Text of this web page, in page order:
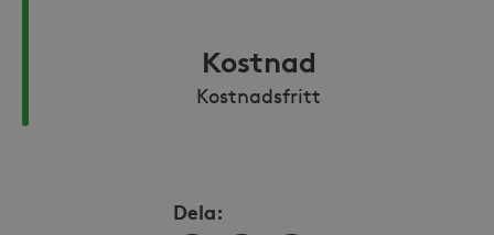
Kostnad
Kostnadsfritt
Dela: